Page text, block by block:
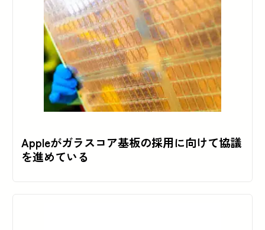
Appleがガラスコア基板の採用に向けて協議
を進めている